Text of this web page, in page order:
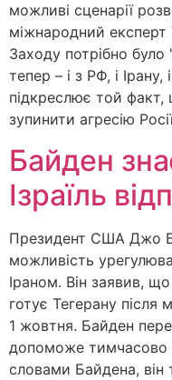
можливі сценарії
міжнародний
Заходу потрібно було
тепер – і з РФ, і
підкреслює той факт,
зупинити агресію
Байден
Ізраїль
Президент США Джо
можливість
Іраном. Він заявив,
готує Тегерану після
1 жовтня. Байден
допоможе тимчасово
словами Байдена,